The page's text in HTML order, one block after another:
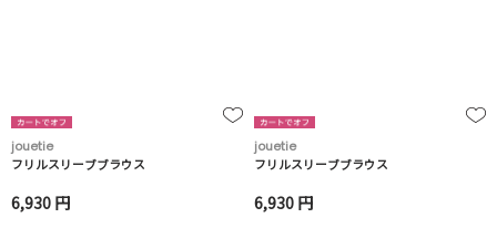
jouetie
フリルスリーブブラウス
6,930 円
jouetie
フリルスリーブブラウス
6,930 円